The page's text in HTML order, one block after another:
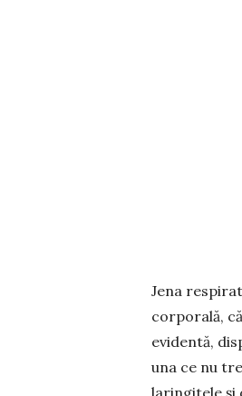
Jena
corporală,
evidentă,
una ce nu